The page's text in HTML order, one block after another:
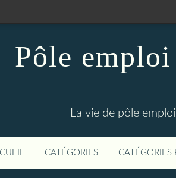
Pôle
La vie de pôle
CATÉGORIES CATÉGORIES